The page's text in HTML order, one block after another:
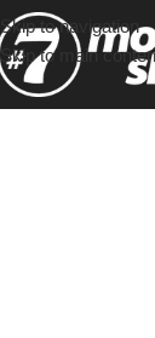
Skip to navigation
Skip to main